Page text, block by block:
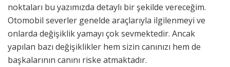
noktaları bu yazımızda detaylı bir şekilde vereceğim.
Otomobil severler genelde araçlarıyla ilgilenmeyi ve
onlarda değişiklik yamayı çok sevmektedir. Ancak
yapılan bazı değişiklikler hem sizin canınızı hem de
başkalarının canını riske atmaktadır.